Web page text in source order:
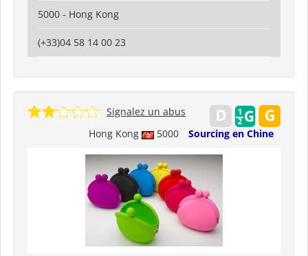
5000 - Hong Kong
(+33)04 58 14 00 23
Hong Kong 5000 Sourcing en Chine
Signalez un abus